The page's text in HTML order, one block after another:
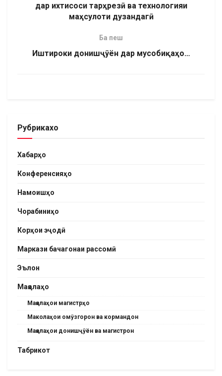
дар ихтисоси тарҳрезӣ ва технологияи
маҳсулоти дузандагӣ
Ба пеш
Иштироки донишҷӯён дар мусобиқаҳо…
Рубрикахо
Хабарҳо
Конференсияҳо
Намоишҳо
Чорабиниҳо
Корҳои эҷодӣ
Маркази бачагонаи рассомӣ
Эълон
Мақолаҳо
Мақолаҳои магистрҳо
Маколаҳои омӯзгорон ва кормандон
Мақолаҳои донишҷӯён ва магистрон
Табрикот